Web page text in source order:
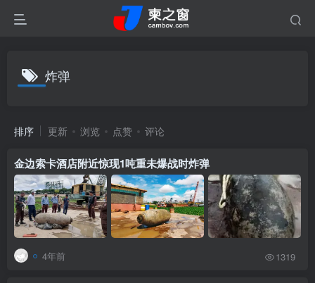
炸弹
排序 更新 浏览 点赞 评论
金边索卡酒店附近惊现1吨重未爆战时炸弹
4年前 1319